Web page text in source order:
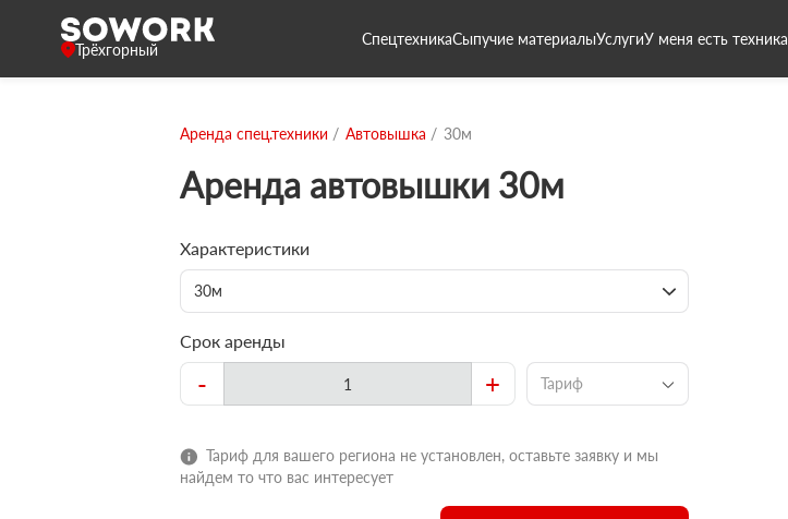
Трёхгорный
СпецтехникаСыпучие материалыУслугиУ меня есть техника
Аренда спец.техники Автовышка 30м
Аренда автовышки 30м
Характеристики
30м
Срок аренды
- + Тариф
Тариф для вашего региона не установлен, оставьте заявку и мы
найдем то что вас интересует